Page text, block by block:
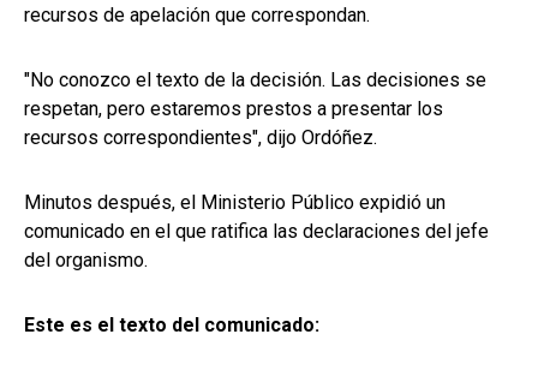
recursos de apelación que correspondan.
"No conozco el texto de la decisión. Las decisiones se
respetan, pero estaremos prestos a presentar los
recursos correspondientes", dijo Ordóñez.
Minutos después, el Ministerio Público expidió un
comunicado en el que ratifica las declaraciones del jefe
del organismo.
Este es el texto del comunicado: